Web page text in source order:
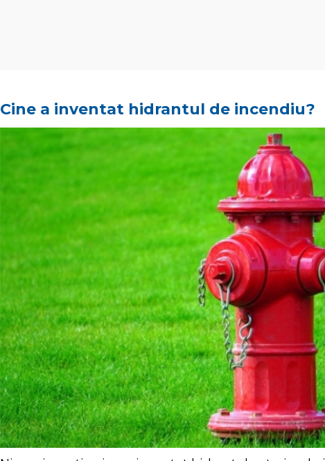
Cine a inventat hidrantul de incendiu?